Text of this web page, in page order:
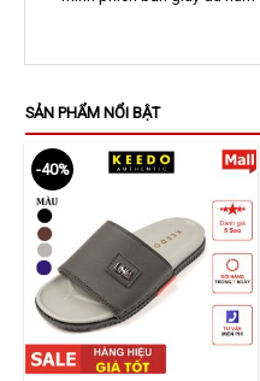
SẢN PHẨM NỔI BẬT
-40%